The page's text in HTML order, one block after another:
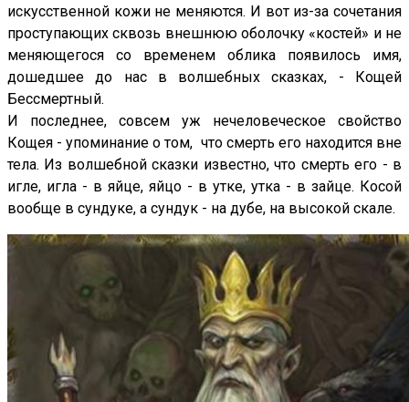
искусственной кожи не меняются. И вот из-за сочетания
проступающих сквозь внешнюю оболочку «костей» и не
меняющегося со временем облика появилось имя,
дошедшее до нас в волшебных сказках, - Кощей
Бессмертный.
И последнее, совсем уж нечеловеческое свойство
Кощея - упоминание о том, что смерть его находится вне
тела. Из волшебной сказки известно, что смерть его - в
игле, игла - в яйце, яйцо - в утке, утка - в зайце. Косой
вообще в сундуке, а сундук - на дубе, на высокой скале.